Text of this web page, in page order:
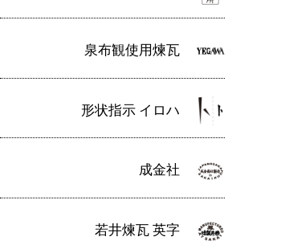
泉布観使用煉瓦
形状指示 イロハ
成金社
若井煉瓦 英字